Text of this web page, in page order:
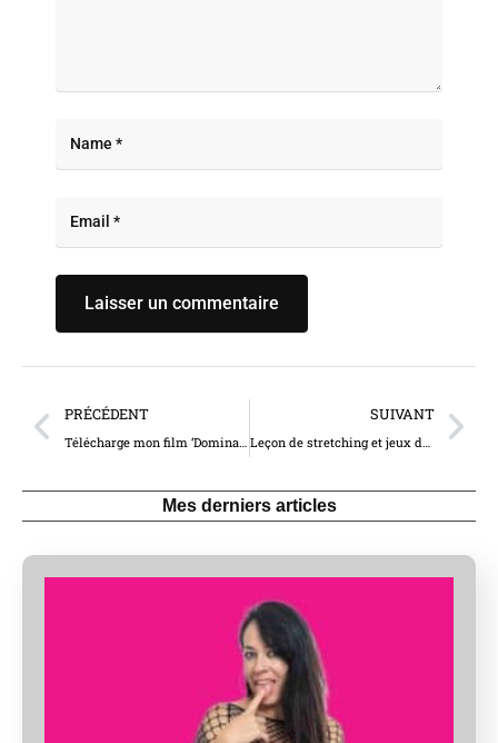
PRÉCÉDENT
Télécharge mon film ‘Domination sexuelle avec une queue XXL’ (555)
SUIVANT
Leçon de stretching et jeux de quilles (173)
Mes derniers articles